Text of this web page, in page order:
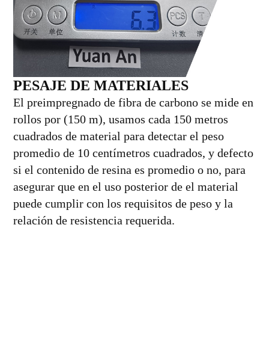
PESAJE DE MATERIALES
El preimpregnado de fibra de carbono se mide en
rollos por (150 m), usamos cada 150 metros
cuadrados de material para detectar el peso
promedio de 10 centímetros cuadrados, y defecto
si el contenido de resina es promedio o no, para
asegurar que en el uso posterior de el material
puede cumplir con los requisitos de peso y la
relación de resistencia requerida.